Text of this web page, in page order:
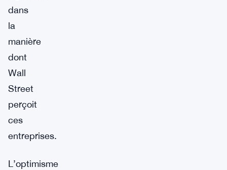
dans
la
manière
dont
Wall
Street
perçoit
ces
entreprises.
L’optimisme